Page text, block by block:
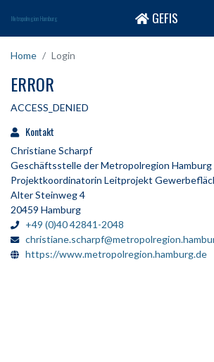
Metropolregion Hamburg GEFIS
Home Login
ERROR
ACCESS_DENIED
Kontakt
Christiane Scharpf
Geschäftsstelle der Metropolregion Hamburg
Projektkoordinatorin Leitprojekt
Alter Steinweg 4
20459 Hamburg
+49 (0)40 42841-2048
https://www.metropolregion.hamburg.de